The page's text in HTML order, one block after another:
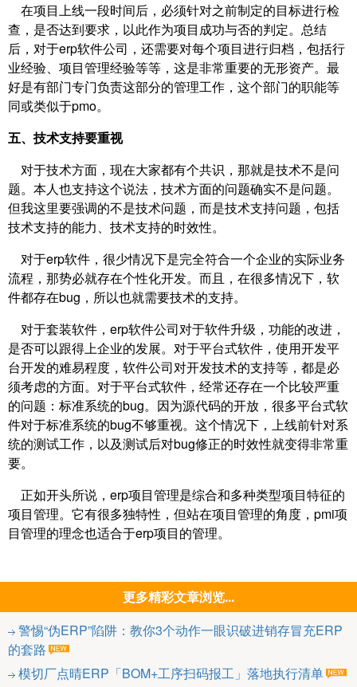
在项目上线一段时间后，必须针对之前制定的目标进行检
查，是否达到要求，以此作为项目成功与否的判定。总结
后，对于erp软件公司，还需要对每个项目进行归档，包括行
业经验、项目管理经验等等，这是非常重要的无形资产。最
好是有部门专门负责这部分的管理工作，这个部门的职能等
同或类似于pmo。
五、技术支持要重视
对于技术方面，现在大家都有个共识，那就是技术不是问
题。本人也支持这个说法，技术方面的问题确实不是问题。
但我这里要强调的不是技术问题，而是技术支持问题，包括
技术支持的能力、技术支持的时效性。
对于erp软件，很少情况下是完全符合一个企业的实际业务
流程，那势必就存在个性化开发。而且，在很多情况下，软
件都存在bug，所以也就需要技术的支持。
对于套装软件，erp软件公司对于软件升级，功能的改进，
是否可以跟得上企业的发展。对于平台式软件，使用开发平
台开发的难易程度，软件公司对开发技术的支持等，都是必
须考虑的方面。对于平台式软件，经常还存在一个比较严重
的问题：标准系统的bug。因为源代码的开放，很多平台式软
件对于标准系统的bug不够重视。这个情况下，上线前针对系
统的测试工作，以及测试后对bug修正的时效性就变得非常重
要。
正如开头所说，erp项目管理是综合和多种类型项目特征的
项目管理。它有很多独特性，但站在项目管理的角度，pmi项
目管理的理念也适合于erp项目的管理。
更多精彩文章浏览...
警惕“伪ERP”陷阱：教你3个动作一眼识破进销存冒充ERP
的套路
模切厂点晴ERP「BOM+工序扫码报工」落地执行清单